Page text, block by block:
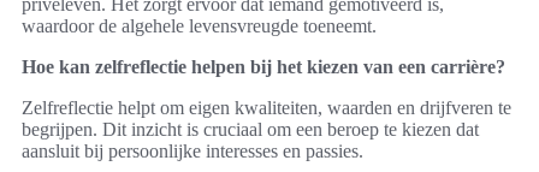
privéleven. Het zorgt ervoor dat iemand gemotiveerd is,
waardoor de algehele levensvreugde toeneemt.
Hoe kan zelfreflectie helpen bij het kiezen van een carrière?
Zelfreflectie helpt om eigen kwaliteiten, waarden en drijfveren te
begrijpen. Dit inzicht is cruciaal om een beroep te kiezen dat
aansluit bij persoonlijke interesses en passies.